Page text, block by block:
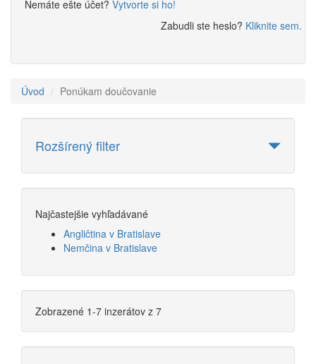
Nemáte ešte účet? Vytvorte si ho!
Zabudli ste heslo? Kliknite sem.
Úvod Ponúkam doučovanie
Rozšírený filter
Najčastejšie vyhľadávané
Angličtina v Bratislave
Nemčina v Bratislave
Zobrazené 1-7 inzerátov z 7